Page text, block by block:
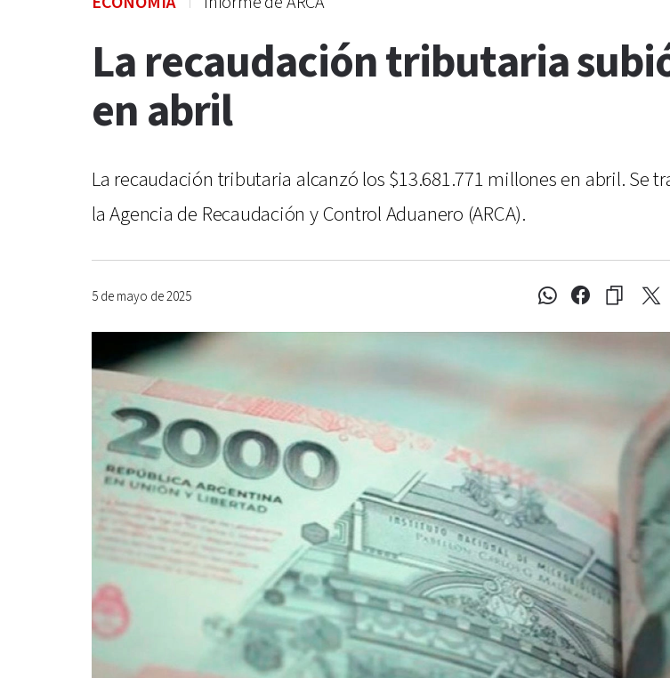
La recaudación tributaria
en abril
La recaudación tributaria alcanzó los $13.681.771 millones en abril. Se
la Agencia de Recaudación y Control Aduanero (ARCA).
5 de mayo de 2025